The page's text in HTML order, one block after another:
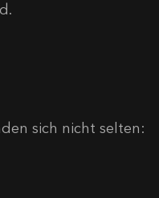
sich nicht selten: